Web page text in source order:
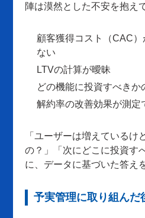
陣は漠然とした不安を抱え
顧客獲得コスト（CAC
ない
LTVの計算が曖昧
どの機能に投資すべきか
解約率の改善効果が測定
「ユーザーは増えているけ
の？」「次にどこに投資す
に、データに基づいた答え
予実管理に取り組んだ